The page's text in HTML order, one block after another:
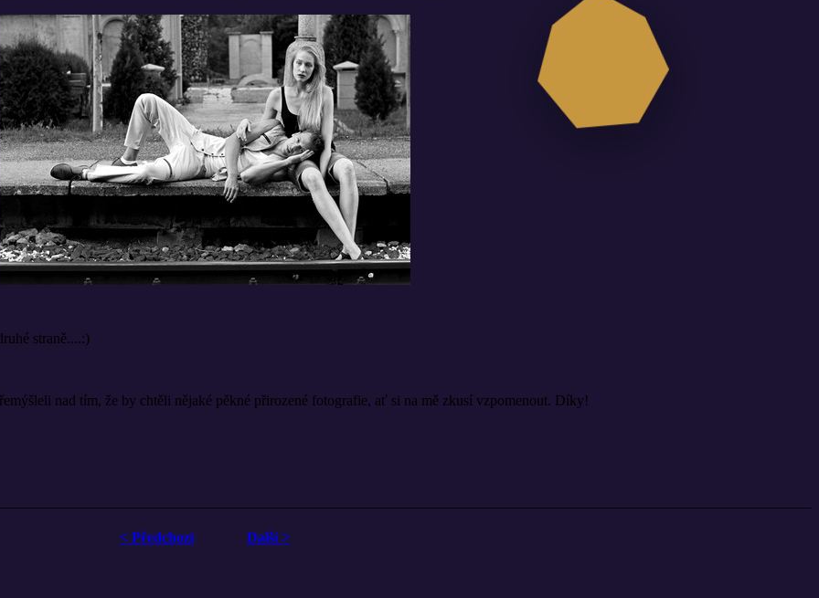
straně....:)
nad tím, že by chtěli nějaké pěkné přirozené fotografie, ať si na mě zkusí vzpomenout. Díky!
< Předchozí Další >